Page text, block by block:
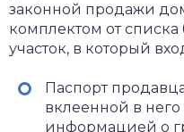
законной продажи
комплектом от
участок, в который
Паспорт
вклеенной в
информацией о